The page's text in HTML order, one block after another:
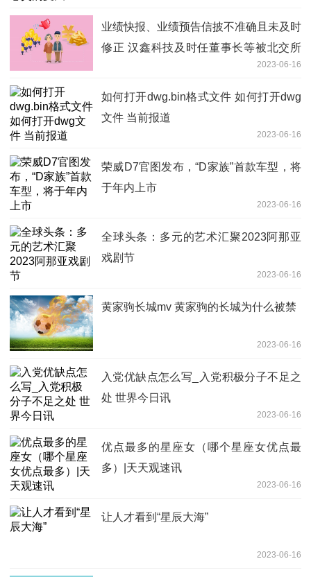
业绩快报、业绩预告信披不准确且未及时
修正 汉鑫科技及时任董事长等被北交所
2023-06-16
如何打开dwg.bin格式文件 如何打开dwg
文件 当前报道
2023-06-16
荣威D7官图发布，“D家族”首款车型，将
于年内上市
2023-06-16
全球头条：多元的艺术汇聚2023阿那亚
戏剧节
2023-06-16
黄家驹长城mv 黄家驹的长城为什么被禁
2023-06-16
入党优缺点怎么写_入党积极分子不足之
处 世界今日讯
2023-06-16
优点最多的星座女（哪个星座女优点最
多）|天天观速讯
2023-06-16
让人才看到“星辰大海”
2023-06-16